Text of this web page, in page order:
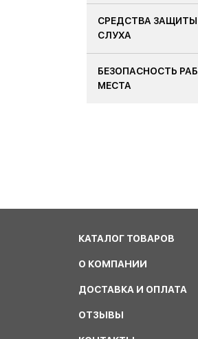
СРЕДСТВА
СЛУХА
БЕЗОПАСНОСТЬ
МЕСТА
КАТАЛОГ ТОВАРОВ
О КОМПАНИИ
ДОСТАВКА И ОПЛАТА
ОТЗЫВЫ